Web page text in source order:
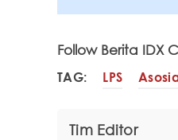
Follow Berita IDX
TAG: LPS
Tim Editor